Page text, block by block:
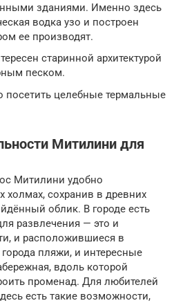
зданиями. Именно здесь
водка узо и построен
ее производят.
старинной архитектурой
песком.
посетить целебные термальные
Митилини для
Митилини удобно
холмах, сохранив в древних
облик. В городе есть
развлечения — это и
и расположившиеся в
города пляжи, и интересные
вдоль которой
променад. Для любителей
есть такие возможности,